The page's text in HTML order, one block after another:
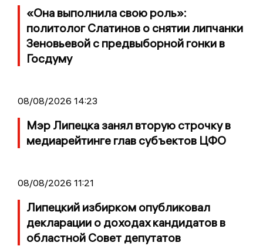
«Она выполнила свою роль»:
политолог Слатинов о снятии липчанки
Зеновьевой с предвыборной гонки в
Госдуму
08/08/2026 14:23
Мэр Липецка занял вторую строчку в
медиарейтинге глав субъектов ЦФО
08/08/2026 11:21
Липецкий избирком опубликовал
декларации о доходах кандидатов в
областной Совет депутатов